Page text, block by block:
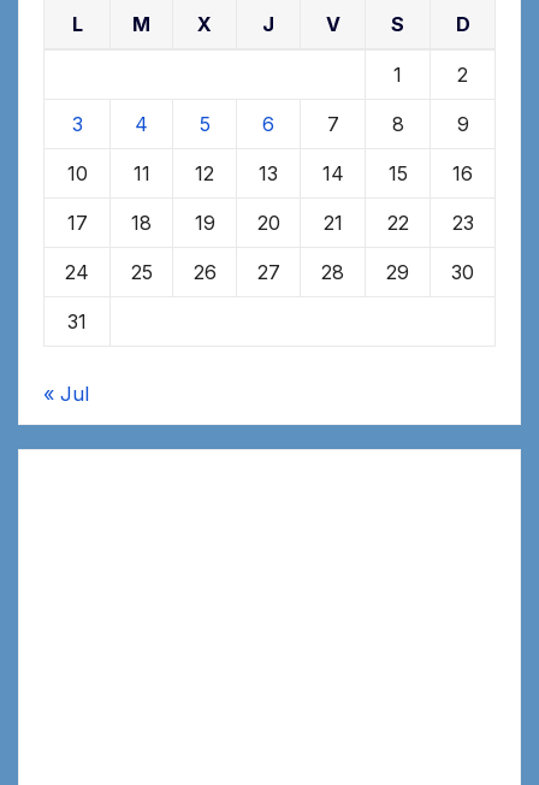
L M X J V S D
1 2
3 4 5 6 7 8 9
10 11 12 13 14 15 16
17 18 19 20 21 22 23
24 25 26 27 28 29 30
31
« Jul